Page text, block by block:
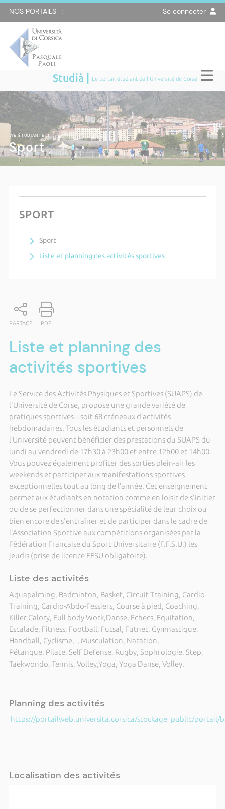
NOS PORTAILS : Se connecter
Studià | Le portail étudiant de l'Université de Corse
VIE ÉTUDIANTE|
Sport
SPORT
Sport
Liste et planning des activités sportives
PARTAGE PDF
Liste et planning des
activités sportives
Le Service des Activités Physiques et Sportives (SUAPS) de
l'Université de Corse, propose une grande variété de
pratiques sportives – soit 68 créneaux d’activités
hebdomadaires. Tous les étudiants et personnels de
l’Université peuvent bénéficier des prestations du SUAPS du
lundi au vendredi de 17h30 à 23h00 et entre 12h00 et 14h00.
Vous pouvez également profiter des sorties plein-air les
weekends et participer aux manifestations sportives
exceptionnelles tout au long de l’année. Cet enseignement
permet aux étudiants en notation comme en loisir de s'initier
ou de se perfectionner dans une spécialité de leur choix ou
bien encore de s'entraîner et de participer dans le cadre de
l'Association Sportive aux compétitions organisées par la
Fédération Française du Sport Universitaire (F.F.S.U.) les
jeudis (prise de licence FFSU obligatoire).
Liste des activités
Aquapalming, Badminton, Basket, Circuit Training, Cardio-
Training, Cardio-Abdo-Fessiers, Course à pied, Coaching,
Killer Calory, Full body Work,Danse, Echecs, Equitation,
Escalade, Fitness, Football, Futsal, Futnet, Gymnastique,
Handball, Cyclisme, , Musculation, Natation,
Pétanque, Pilate, Self Defense, Rugby, Sophrologie, Step,
Taekwondo, Tennis, Volley,Yoga, Yoga Danse, Volley.
Planning des activités
https://portailweb.universita.corsica/stockage_public/portail/
Localisation des activités